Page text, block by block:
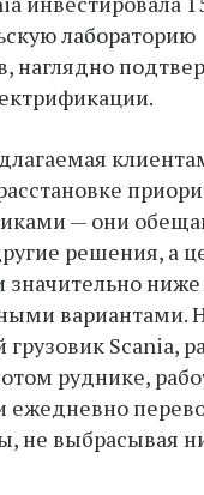
лабораторию
наглядно
— они
решения, а
значительно
вариантами.
грузовик Scania,
руднике,
ежедневно
не выбрасывая